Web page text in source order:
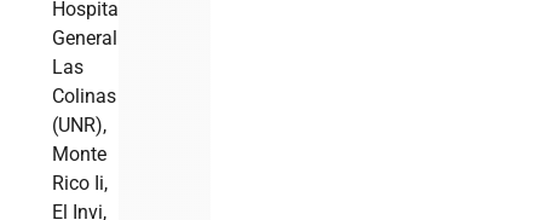
Hospital
General
Las
Colinas
(UNR),
Monte
Rico Ii,
El Invi,